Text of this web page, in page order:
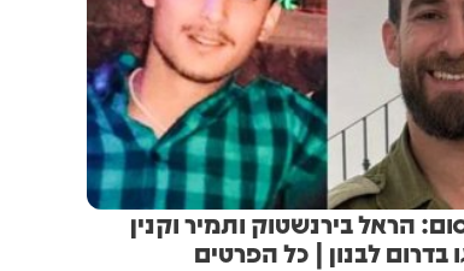
הראל בירנשטוק ותמיר וקנין
בדרום לבנון | כל הפרטים